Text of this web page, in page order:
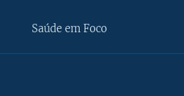
Saúde em Foco